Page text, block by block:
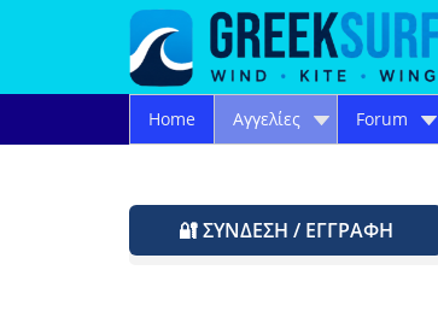
Home Αγγελίες Forum
🔐 ΣΎΝΔΕΣΗ / ΕΓΓΡΑΦΉ